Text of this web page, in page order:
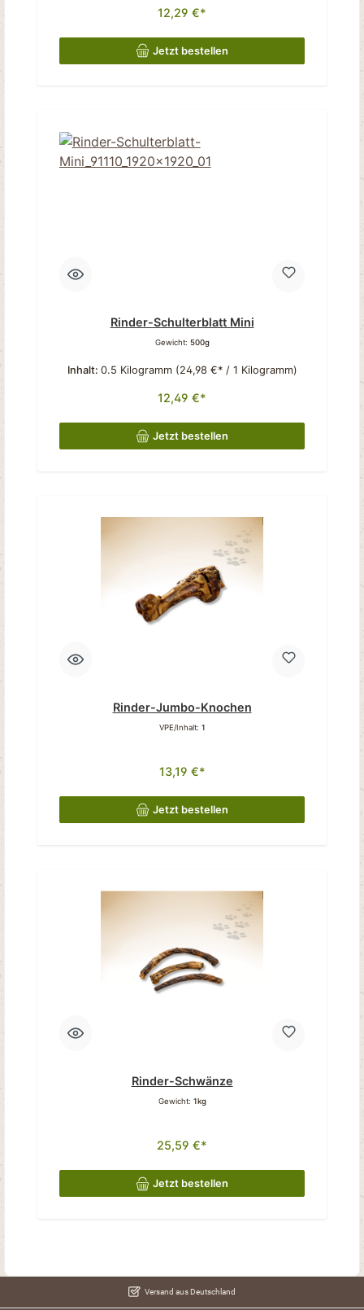
12,29 €*
Jetzt bestellen
Rinder-Schulterblatt Mini
Gewicht: 500g
Inhalt: 0.5 Kilogramm (24,98 €* / 1 Kilogramm)
12,49 €*
Jetzt bestellen
Rinder-Jumbo-Knochen
VPE/Inhalt: 1
13,19 €*
Jetzt bestellen
Rinder-Schwänze
Gewicht: 1kg
25,59 €*
Jetzt bestellen
Versand aus Deutschland